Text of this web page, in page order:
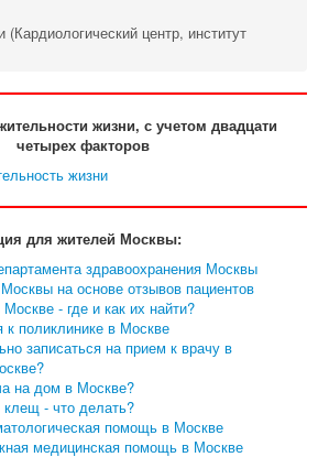
центр, институт
жизни, с учетом двадцати
четырех факторов
для жителей Москвы:
здравоохранения Москвы
на основе отзывов пациентов
- где и как их найти?
к поликлинике в Москве
записаться на прием к врачу в
на дом в Москве?
- что делать?
помощь в Москве
медицинская помощь в Москве